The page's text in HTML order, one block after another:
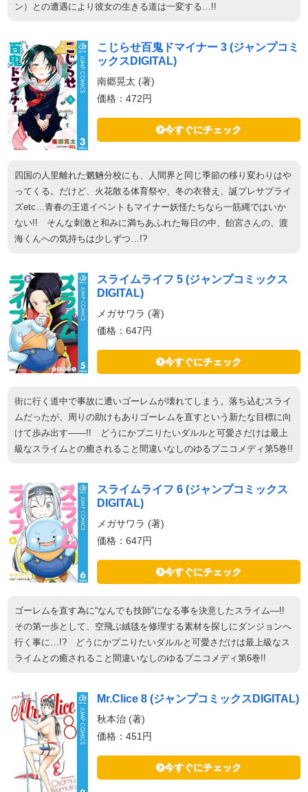
ン）との遭遇により彼女の生きる道は一変する…!!
こじらせ百鬼ドマイナー 3 (ジャンプコミ
ックスDIGITAL)
南郷晃太 (著)
価格：472円
今すぐにチェック
四国の人里離れた魍魎分校にも、人間界と同じ季節の移り変わりはや
ってくる。だけど、火花散る体育祭や、冬の衣替え、誕プレサプライ
ズetc…青春の王道イベントもマイナー妖怪たちなら一筋縄ではいか
ない!! そんな刺激と和みに満ちあふれた毎日の中、飴宮さんの、渡
海くんへの気持ちは少しずつ…!?
スライムライフ 5 (ジャンプコミックス
DIGITAL)
メガサワラ (著)
価格：647円
今すぐにチェック
街に行く道中で事故に遭いゴーレムが壊れてしまう。落ち込むスライ
ムだったが、周りの助けもありゴーレムを直すという新たな目標に向
けて歩み出す――!! どうにかプニりたいダルルと可愛さだけは最上
級なスライムとの癒されること間違いなしのゆるプニコメディ第5巻!!
スライムライフ 6 (ジャンプコミックス
DIGITAL)
メガサワラ (著)
価格：647円
今すぐにチェック
ゴーレムを直す為に“なんでも技師”になる事を決意したスライム―!!
その第一歩として、空飛ぶ絨毯を修理する素材を探しにダンジョンへ
行く事に…!? どうにかプニりたいダルルと可愛さだけは最上級なス
ライムとの癒されること間違いなしのゆるプニコメディ第6巻!!
Mr.Clice 8 (ジャンプコミックスDIGITAL)
秋本治 (著)
価格：451円
今すぐにチェック